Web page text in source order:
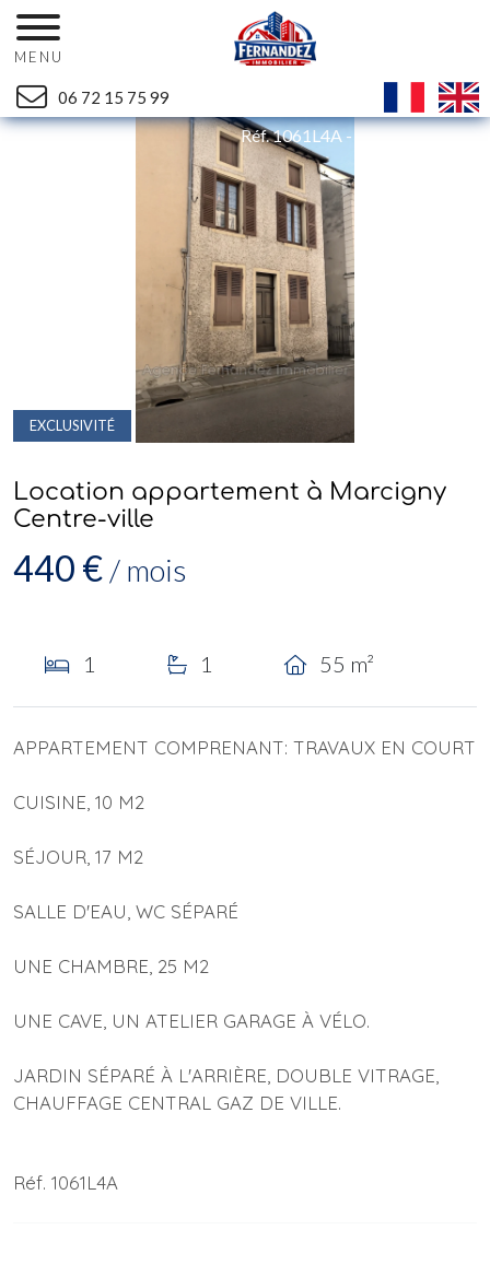
MENU
06 72 15 75 99
Retour Réf. 1061L4A - Mandat n°1928
EXCLUSIVITÉ
Location appartement à Marcigny
Centre-ville
440 € / mois
1 1 55 m²
APPARTEMENT COMPRENANT: TRAVAUX EN COURT
CUISINE, 10 M2
SÉJOUR, 17 M2
SALLE D'EAU, WC SÉPARÉ
UNE CHAMBRE, 25 M2
UNE CAVE, UN ATELIER GARAGE À VÉLO.
JARDIN SÉPARÉ À L'ARRIÈRE, DOUBLE VITRAGE,
CHAUFFAGE CENTRAL GAZ DE VILLE.
Réf. 1061L4A